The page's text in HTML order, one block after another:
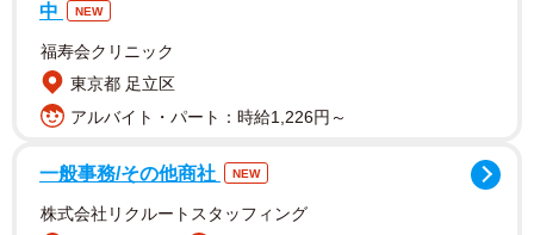
中
NEW
福寿会クリニック
東京都 足立区
アルバイト・パート：時給1,226円～
一般事務/その他商社 NEW
株式会社リクルートスタッフィング